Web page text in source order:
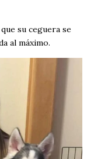
su ceguera se
al máximo.